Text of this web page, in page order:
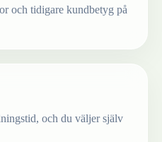
och tidigare kundbetyg på
och du väljer själv